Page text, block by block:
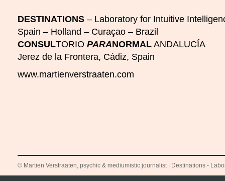
DESTINATIONS – Laboratory for Intuitive
Spain – Holland – Curaçao – Brazil
CONSULTORIO PARANORMAL ANDALUCÍA
Jerez de la Frontera, Cádiz, Spain
www.martienverstraaten.com
© Martien Verstraaten, psychic & mediumistic journalist | Destinations -